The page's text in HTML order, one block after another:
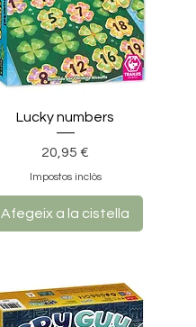
Lucky numbers
Preu
20,95 €
Impostos inclòs
Afegeix a la cistella